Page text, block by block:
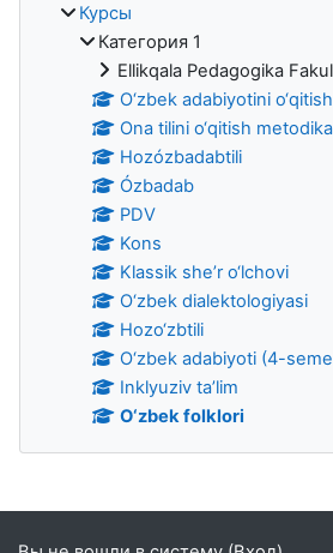
Курсы
Категория 1
Ellikqala Pedagogika
O‘zbek adabiyotini
Ona tilini o‘qitish
Hozózbadabtili
Ózbadab
PDV
Kons
Klassik she’r o‘lchovi
O‘zbek dialektologiyasi
Hozo‘zbtili
O‘zbek adabiyoti (4-
Inklyuziv ta’lim
O‘zbek folklori
Дополнительные блоки